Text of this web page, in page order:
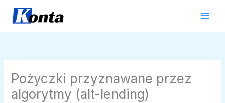
Pożyczki przyznawane przez
algorytmy (alt-lending)